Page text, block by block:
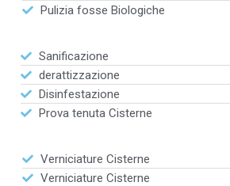
Pulizia fosse Biologiche
Sanificazione
derattizzazione
Disinfestazione
Prova tenuta Cisterne
Verniciature Cisterne
Verniciature Cisterne